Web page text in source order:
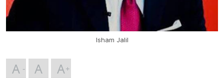
Isham Jalil
A A A